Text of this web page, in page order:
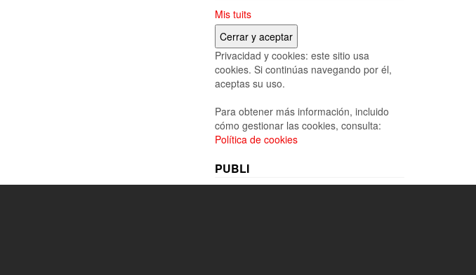
Mis tuits
Privacidad y cookies: este sitio usa
cookies. Si continúas navegando por él,
aceptas su uso.
Para obtener más información, incluido
cómo gestionar las cookies, consulta:
Política de cookies
PUBLI